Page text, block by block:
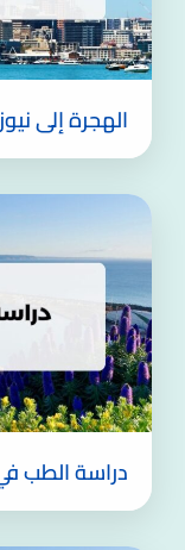
الهجرة إلى
دراسة الطب في